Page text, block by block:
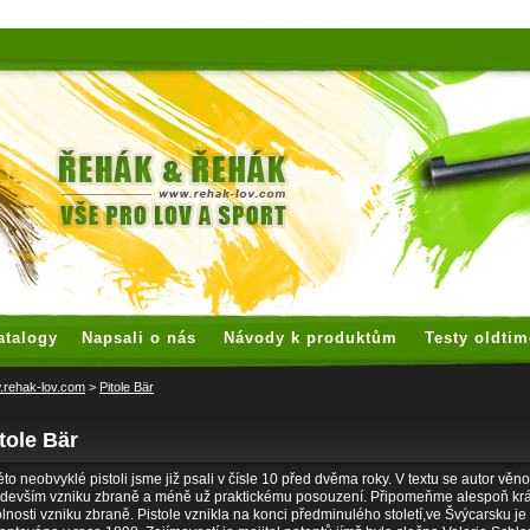
Napsali o nás Návody k produktům Testy
lov.com > Pitole Bär
Bär
neobvyklé pistoli jsme již psali v čísle 10 před dvěma roky. V textu se autor
vzniku zbraně a méně už praktickému posouzení. Připomeňme alespoň
vzniku zbraně. Pistole vznikla na konci předminulého století,ve Švýcarsku je